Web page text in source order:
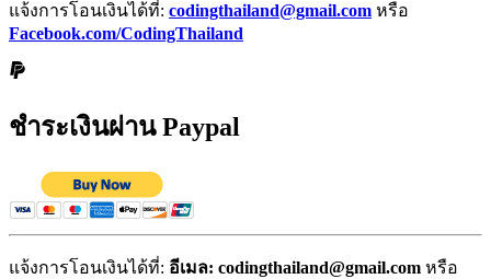
แจ้งการโอนเงินได้ที่: codingthailand@gmail.com หรือ
Facebook.com/CodingThailand
ชำระเงินผ่าน Paypal
แจ้งการโอนเงินได้ที่: อีเมล: codingthailand@gmail.com หรือ